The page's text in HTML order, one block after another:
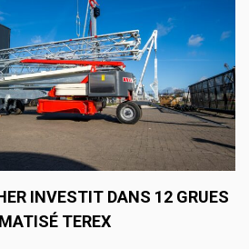
INVESTIT DANS 12 GRUES
TEREX